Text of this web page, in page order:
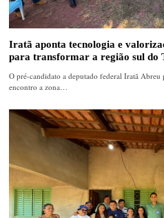
Iratã aponta tecnologia e
para transformar a região sul do
O pré-candidato a deputado federal Iratã
encontro a zona…